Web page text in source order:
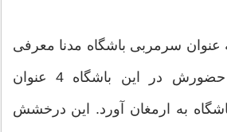
در سال 1985 به عنوان سرمربی باشگاه مدنا معرفی
شد و در 4 سال حضورش در این باشگاه 4 عنوان
به ارمغان آورد. این درخشش